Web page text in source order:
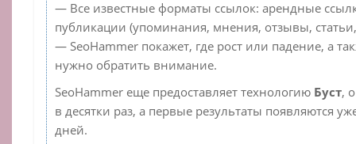
— Все известные форматы ссылок: арендные
публикации (упоминания, мнения, отзывы,
— SeoHammer покажет, где рост или падение, а
нужно обратить внимание.
SeoHammer еще предоставляет технологию Буст,
в десятки раз, а первые результаты появляются
дней.